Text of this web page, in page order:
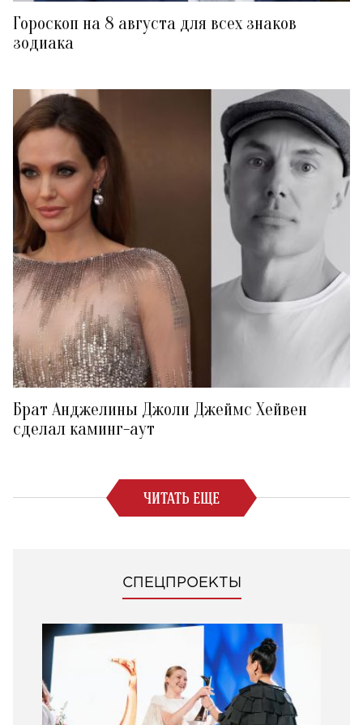
Гороскоп на 8 августа для всех знаков
зодиака
Брат Анджелины Джоли Джеймс Хейвен
сделал каминг-аут
ЧИТАТЬ ЕЩЕ
СПЕЦПРОЕКТЫ